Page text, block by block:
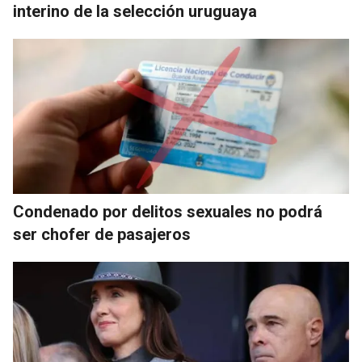
interino de la selección uruguaya
Condenado por delitos sexuales no podrá
ser chofer de pasajeros